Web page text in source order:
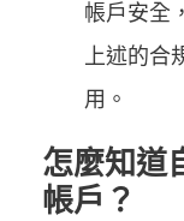
帳戶安全
上述的合
用。
怎麼知道
帳戶？